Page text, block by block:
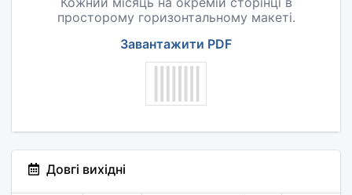
просторому горизонтальному макеті.
Завантажити PDF
Довгі вихідні